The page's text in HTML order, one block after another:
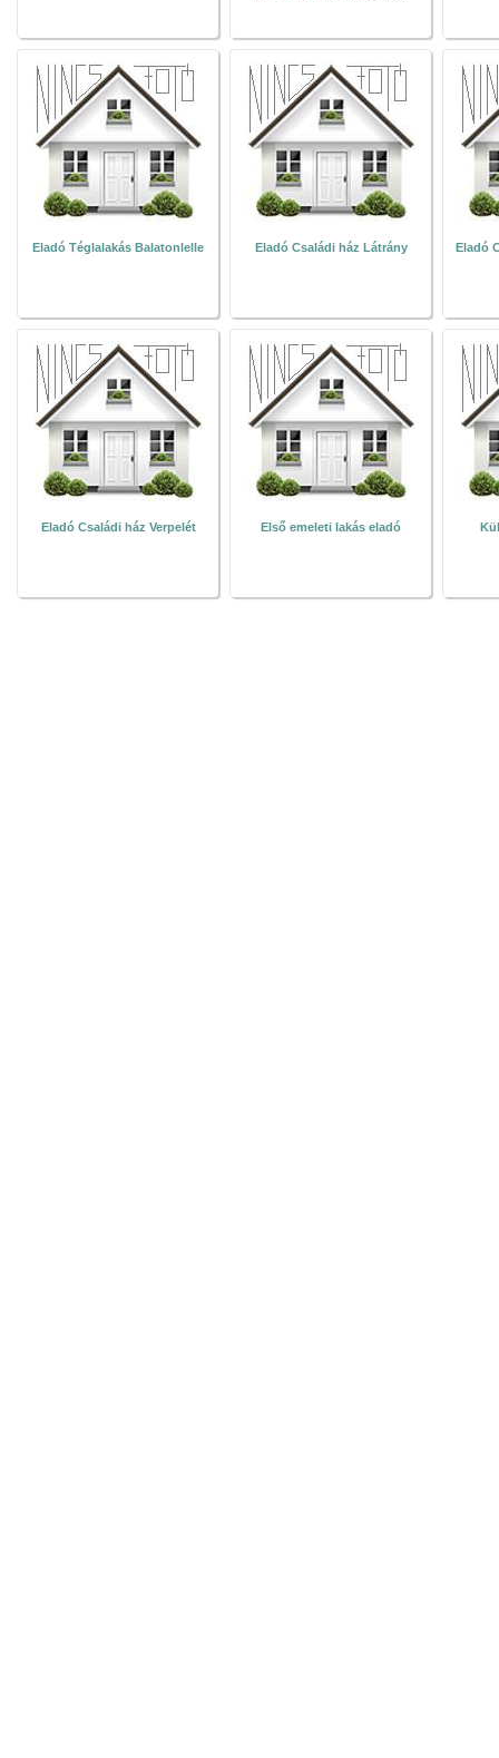
Eladó Téglalakás Balatonlelle Eladó Családi ház Látrány Eladó
Eladó Családi ház Verpelét Első emeleti lakás eladó